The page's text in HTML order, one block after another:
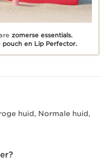
zomerse essentials.
pouch en Lip Perfector.
huid, Normale huid,